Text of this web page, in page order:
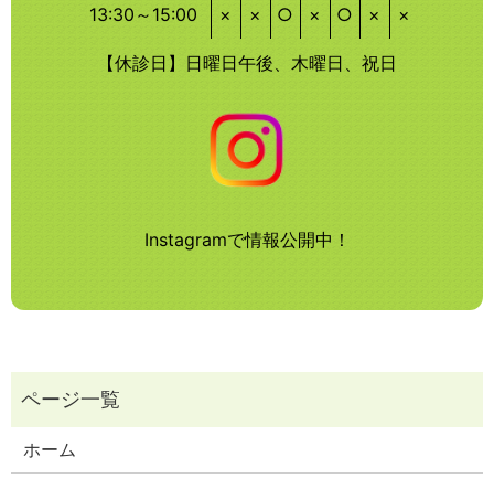
13:30～15:00 × × ○ × ○ × ×
【休診日】日曜日午後、木曜日、祝日
Instagramで情報公開中！
ホーム